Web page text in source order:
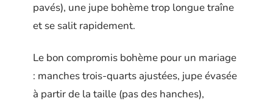
pavés), une jupe bohème trop longue traîne
et se salit rapidement.
Le bon compromis bohème pour un mariage
: manches trois-quarts ajustées, jupe évasée
à partir de la taille (pas des hanches),